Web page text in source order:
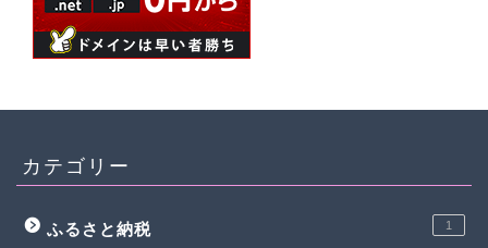
カテゴリー
ふるさと納税 1